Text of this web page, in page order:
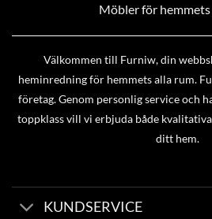
Möbler för
Välkommen till Furniw, din
heminredning för hemmets alla rum.
företag. Genom personlig service och
toppklass vill vi erbjuda både
ditt hem.
KUNDSERVICE